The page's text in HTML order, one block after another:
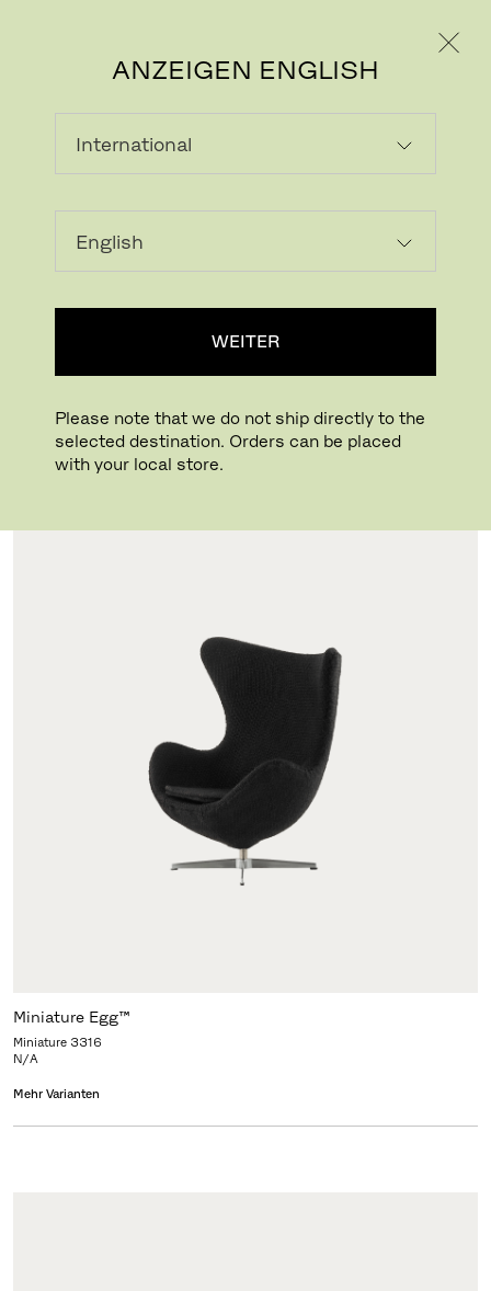
ANZEIGEN ENGLISH
WEITER
Please note that we do not ship directly to the
selected destination. Orders can be placed
with your local store.
MINIATUREN
VASEN & TÖPFE
KERZENHALTER
AUFBEWAHREN & ORGANISIEREN
ACCESSOIRES
Filter anzeigen
Miniature Egg™
Miniature 3316
N/A
Mehr Varianten